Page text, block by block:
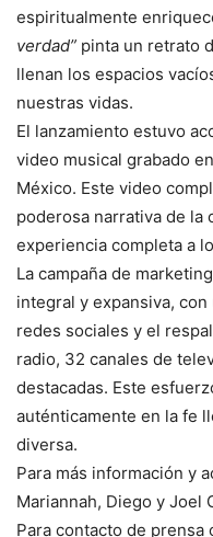
espiritualmente
verdad” pinta un retrato
llenan los espacios
nuestras vidas.
El lanzamiento estuvo
video musical grabado
México. Este video
poderosa narrativa de la
experiencia completa a
La campaña de
integral y expansiva,
redes sociales y el
radio, 32 canales de
destacadas. Este
auténticamente en la fe
diversa.
Para más información y
Mariannah, Diego y Joel
Para contacto de prensa